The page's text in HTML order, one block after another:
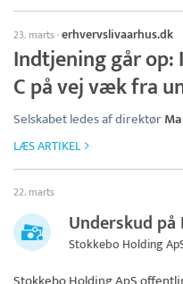
23. marts·erhvervslivaarhus.dk
Indtjening går
C på vej væk fra
Selskabet ledes af direktør
LÆS ARTIKEL
22. marts
Underskud på
Stokkebo Holding